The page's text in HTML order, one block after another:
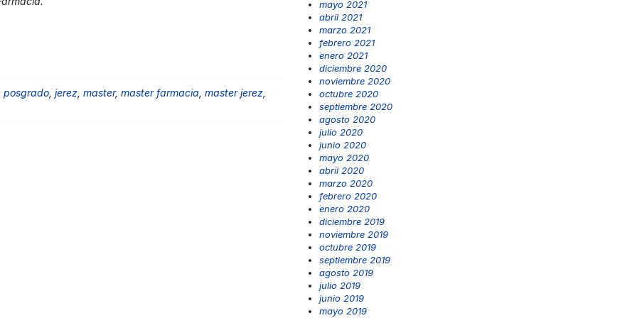
posgrado jerez master, master farmacia master jerez
mayo 2021
abril 2021
marzo 2021
febrero 2021
enero 2021
diciembre 2020
noviembre 2020
octubre 2020
septiembre 2020
agosto 2020
julio 2020
junio 2020
mayo 2020
abril 2020
marzo 2020
febrero 2020
enero 2020
diciembre 2019
noviembre 2019
octubre 2019
septiembre 2019
agosto 2019
julio 2019
junio 2019
mayo 2019